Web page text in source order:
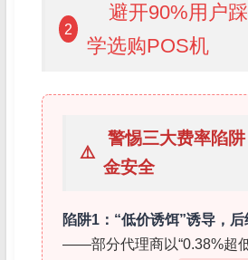
2
避开90%用户
学选购POS机
⚠️
警惕三大费率陷
金安全
陷阱1：“低价诱饵”诱导，
——部分代理商以“0.38%超